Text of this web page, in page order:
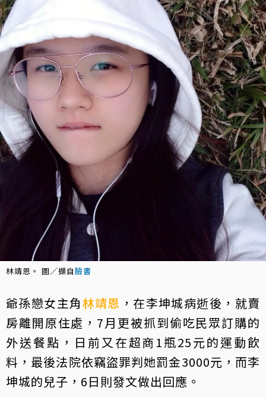
林靖恩。 圖／擷自臉書
爺孫戀女主角林靖恩 ，在李坤城病逝後，就賣
房離開原住處，7月更被抓到偷吃民眾訂購的
外送餐點，日前又在超商1瓶25元的運動飲
料，最後法院依竊盜罪判她罰金3000元，而李
坤城的兒子，6日則發文做出回應。